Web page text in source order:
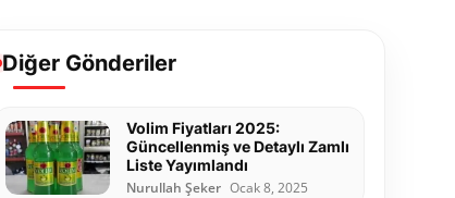
Diğer Gönderiler
Volim Fiyatları 2025:
Güncellenmiş ve Detaylı Zamlı
Liste Yayımlandı
Nurullah Şeker Ocak 8, 2025